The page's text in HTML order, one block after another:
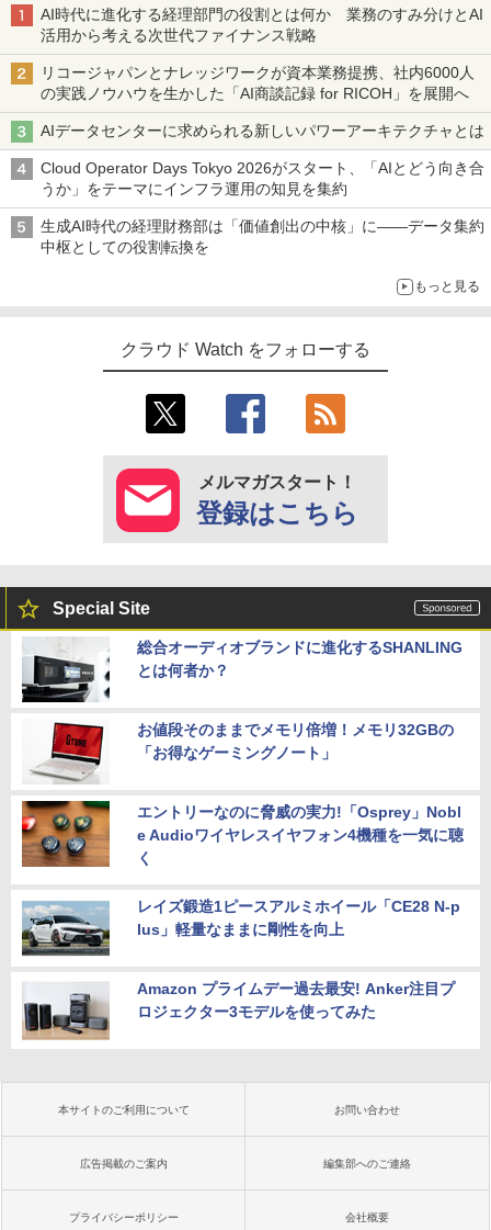
AI時代に進化する経理部門の役割とは何か 業務のすみ分けとAI
活用から考える次世代ファイナンス戦略
リコージャパンとナレッジワークが資本業務提携、社内6000人
の実践ノウハウを生かした「AI商談記録 for RICOH」を展開へ
AIデータセンターに求められる新しいパワーアーキテクチャとは
Cloud Operator Days Tokyo 2026がスタート、「AIとどう向き合
うか」をテーマにインフラ運用の知見を集約
生成AI時代の経理財務部は「価値創出の中核」に――データ集約
中枢としての役割転換を
もっと見る
クラウド Watch をフォローする
メルマガスタート！
登録はこちら
Special Site
総合オーディオブランドに進化するSHANLING
とは何者か？
お値段そのままでメモリ倍増！メモリ32GBの
「お得なゲーミングノート」
エントリーなのに脅威の実力!「Osprey」Nobl
e Audioワイヤレスイヤフォン4機種を一気に聴
く
レイズ鍛造1ピースアルミホイール「CE28 N-p
lus」軽量なままに剛性を向上
Amazon プライムデー過去最安! Anker注目プ
ロジェクター3モデルを使ってみた
本サイトのご利用について お問い合わせ
広告掲載のご案内 編集部へのご連絡
プライバシーポリシー 会社概要